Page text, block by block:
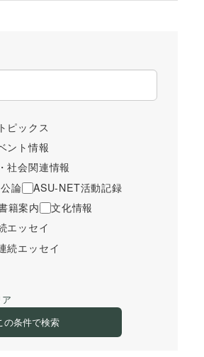
ピックス
ント情報
社会関連情報
論
ASU-NET活動記録
籍案内
文化情報
エッセイ
続エッセイ
の条件で検索